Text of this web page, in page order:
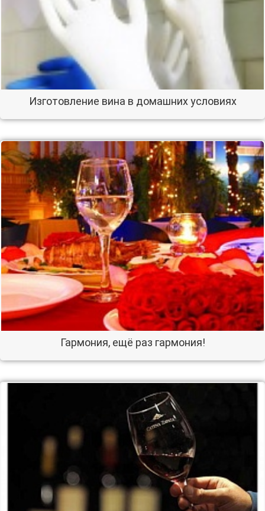
Изготовление вина в домашних условиях
Гармония, ещё раз гармония!